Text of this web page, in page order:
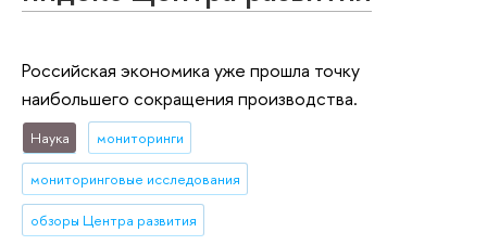
Российская экономика уже прошла точку
наибольшего сокращения производства.
Наука мониторинги
мониторинговые исследования
обзоры Центра развития